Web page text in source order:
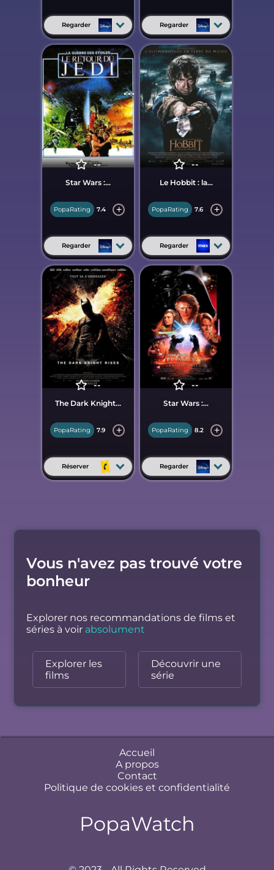
Regarder Regarder
--
Star Wars :...
PopaRating 7.4
Regarder
--
Le Hobbit : la...
PopaRating 7.6
Regarder
--
The Dark Knight...
PopaRating 7.9
Réserver
--
Star Wars :...
PopaRating 8.2
Regarder
Vous n'avez pas trouvé votre
bonheur
Explorer nos recommandations de films et
séries à voir absolument
Explorer les
films
Découvrir une
série
Accueil
A propos
Contact
Politique de cookies et confidentialité
PopaWatch